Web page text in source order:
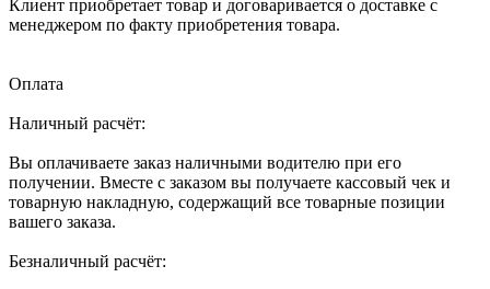
Клиент приобретает товар и договаривается о доставке с
менеджером по факту приобретения товара.
Оплата
Наличный расчёт:
Вы оплачиваете заказ наличными водителю при его
получении. Вместе с заказом вы получаете кассовый чек и
товарную накладную, содержащий все товарные позиции
вашего заказа.
Безналичный расчёт: